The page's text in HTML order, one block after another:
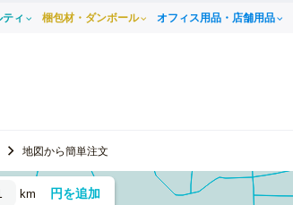
ィ 梱包材・ダンボール オフィス用品・店舗用品
地図から簡単注文
km 円を追加